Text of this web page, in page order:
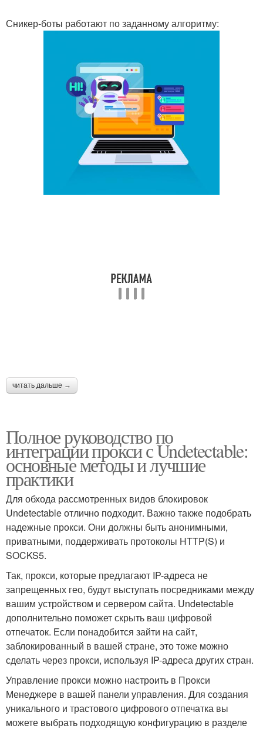
Сникер-боты работают по заданному алгоритму:
читать дальше →
Полное руководство по
интеграции прокси с Undetectable:
основные методы и лучшие
практики
Для обхода рассмотренных видов блокировок
Undetectable отлично подходит. Важно также подобрать
надежные прокси. Они должны быть анонимными,
приватными, поддерживать протоколы HTTP(S) и
SOCKS5.
Так, прокси, которые предлагают IP-адреса не
запрещенных гео, будут выступать посредниками между
вашим устройством и сервером сайта. Undetectable
дополнительно поможет скрыть ваш цифровой
отпечаток. Если понадобится зайти на сайт,
заблокированный в вашей стране, это тоже можно
сделать через прокси, используя IP-адреса других стран.
Управление прокси можно настроить в Прокси
Менеджере в вашей панели управления. Для создания
уникального и трастового цифрового отпечатка вы
можете выбрать подходящую конфигурацию в разделе